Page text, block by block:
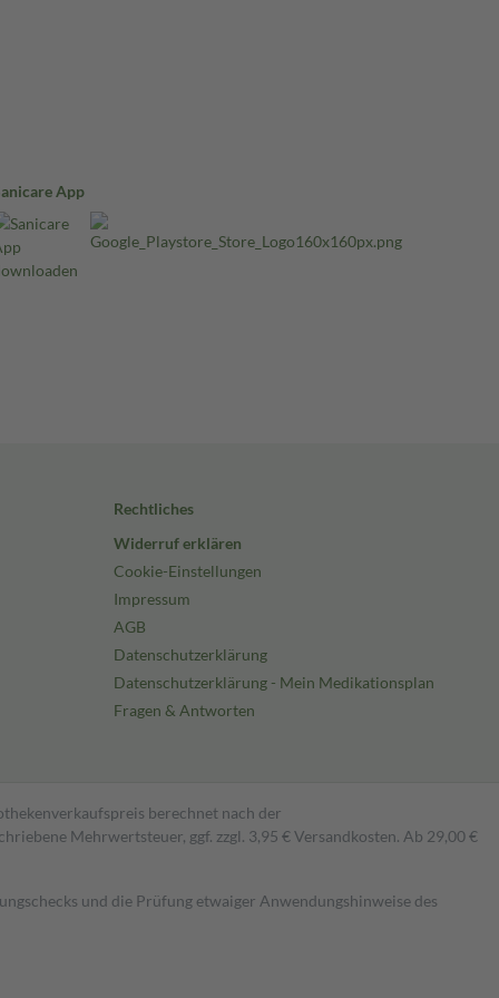
App
Rechtliches
Widerruf erklären
Cookie-Einstellungen
Impressum
AGB
Datenschutzerklärung
Datenschutzerklärung - Mein Medikationsplan
Fragen & Antworten
berechnet nach der
Mehrwertsteuer, ggf. zzgl. 3,95 € Versandkosten. Ab 29,00 €
und die Prüfung etwaiger Anwendungshinweise des